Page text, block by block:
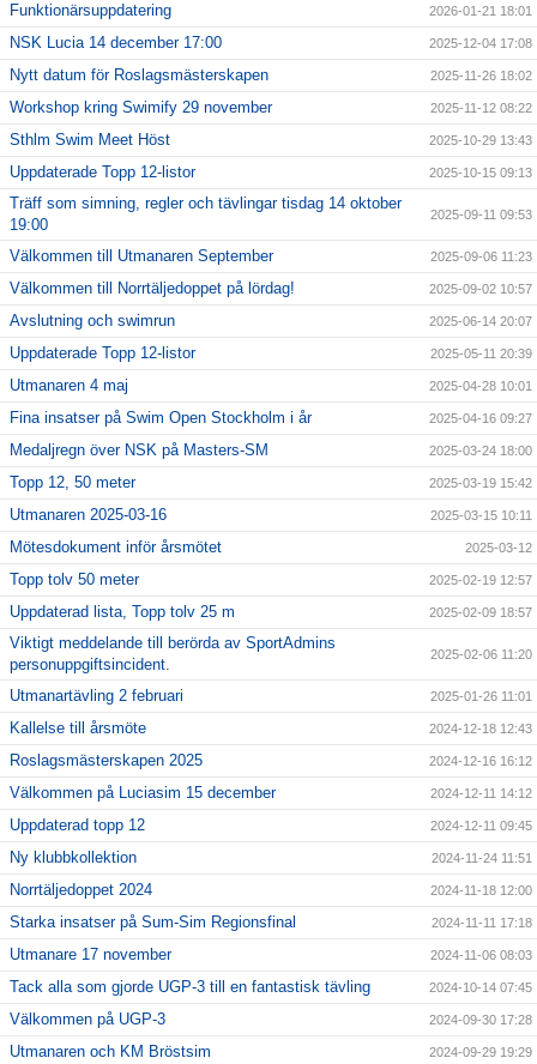
Funktionärsuppdatering 2026-01-21 18:01
NSK Lucia 14 december 17:00 2025-12-04 17:08
Nytt datum för Roslagsmästerskapen 2025-11-26 18:02
Workshop kring Swimify 29 november 2025-11-12 08:22
Sthlm Swim Meet Höst 2025-10-29 13:43
Uppdaterade Topp 12-listor 2025-10-15 09:13
Träff som simning, regler och tävlingar tisdag 14 oktober
19:00
2025-09-11 09:53
Välkommen till Utmanaren September 2025-09-06 11:23
Välkommen till Norrtäljedoppet på lördag! 2025-09-02 10:57
Avslutning och swimrun 2025-06-14 20:07
Uppdaterade Topp 12-listor 2025-05-11 20:39
Utmanaren 4 maj 2025-04-28 10:01
Fina insatser på Swim Open Stockholm i år 2025-04-16 09:27
Medaljregn över NSK på Masters-SM 2025-03-24 18:00
Topp 12, 50 meter 2025-03-19 15:42
Utmanaren 2025-03-16 2025-03-15 10:11
Mötesdokument inför årsmötet 2025-03-12
Topp tolv 50 meter 2025-02-19 12:57
Uppdaterad lista, Topp tolv 25 m 2025-02-09 18:57
Viktigt meddelande till berörda av SportAdmins
personuppgiftsincident.
2025-02-06 11:20
Utmanartävling 2 februari 2025-01-26 11:01
Kallelse till årsmöte 2024-12-18 12:43
Roslagsmästerskapen 2025 2024-12-16 16:12
Välkommen på Luciasim 15 december 2024-12-11 14:12
Uppdaterad topp 12 2024-12-11 09:45
Ny klubbkollektion 2024-11-24 11:51
Norrtäljedoppet 2024 2024-11-18 12:00
Starka insatser på Sum-Sim Regionsfinal 2024-11-11 17:18
Utmanare 17 november 2024-11-06 08:03
Tack alla som gjorde UGP-3 till en fantastisk tävling 2024-10-14 07:45
Välkommen på UGP-3 2024-09-30 17:28
Utmanaren och KM Bröstsim 2024-09-29 19:29